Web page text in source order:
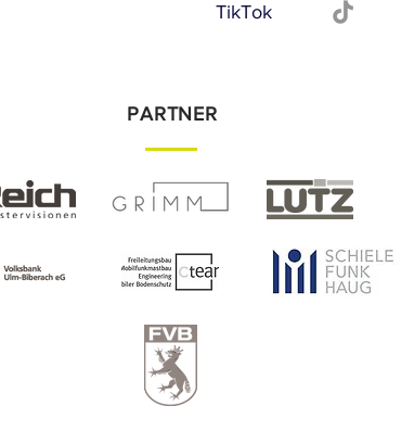
TikTok
PARTNER